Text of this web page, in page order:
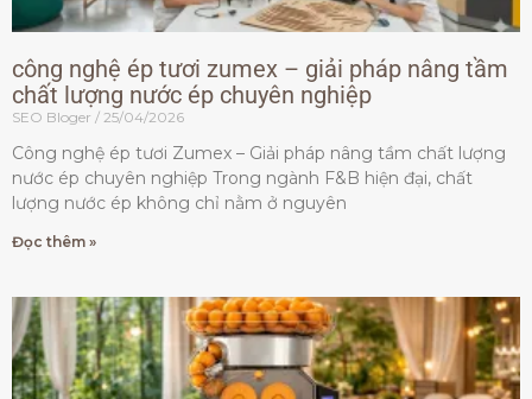
công nghệ ép tươi zumex – giải pháp nâng tầm
chất lượng nước ép chuyên nghiệp
SEO Bloger 25/04/2026
Công nghệ ép tươi Zumex – Giải pháp nâng tầm chất lượng
nước ép chuyên nghiệp Trong ngành F&B hiện đại, chất
lượng nước ép không chỉ nằm ở nguyên
Đọc thêm »